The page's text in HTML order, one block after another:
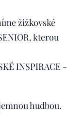
žižkovské
kterou
INSPIRACE -
hudbou.